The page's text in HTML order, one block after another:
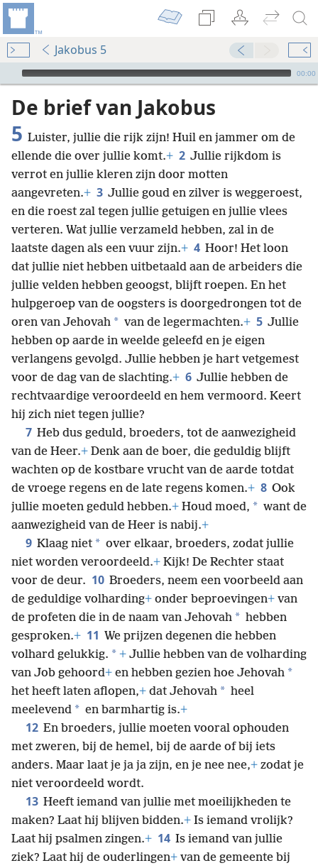
Jakobus 5
Audio Player
00:00
De brief van Jakobus
5 Luister, jullie die rijk zijn! Huil en jammer om de
ellende die over jullie komt.+ 2 Jullie rijkdom is
verrot en jullie kleren zijn door motten
aangevreten.+ 3 Jullie goud en zilver is weggeroest,
en die roest zal tegen jullie getuigen en jullie vlees
verteren. Wat jullie verzameld hebben, zal in de
laatste dagen als een vuur zijn.+ 4 Hoor! Het loon
dat jullie niet hebben uitbetaald aan de arbeiders die
jullie velden hebben geoogst, blijft roepen. En het
hulpgeroep van de oogsters is doorgedrongen tot de
oren van Jehovah * van de legermachten.+ 5 Jullie
hebben op aarde in weelde geleefd en je eigen
verlangens gevolgd. Jullie hebben je hart vetgemest
voor de dag van de slachting.+ 6 Jullie hebben de
rechtvaardige veroordeeld en hem vermoord. Keert
hij zich niet tegen jullie?
7 Heb dus geduld, broeders, tot de aanwezigheid
van de Heer.+ Denk aan de boer, die geduldig blijft
wachten op de kostbare vrucht van de aarde totdat
de vroege regens en de late regens komen.+ 8 Ook
jullie moeten geduld hebben.+ Houd moed, * want de
aanwezigheid van de Heer is nabij.+
9 Klaag niet * over elkaar, broeders, zodat jullie
niet worden veroordeeld.+ Kijk! De Rechter staat
voor de deur. 10 Broeders, neem een voorbeeld aan
de geduldige volharding+ onder beproevingen+ van
de profeten die in de naam van Jehovah * hebben
gesproken.+ 11 We prijzen degenen die hebben
volhard gelukkig. * + Jullie hebben van de volharding
van Job gehoord+ en hebben gezien hoe Jehovah *
het heeft laten aflopen,+ dat Jehovah * heel
meelevend * en barmhartig is.+
12 En broeders, jullie moeten vooral ophouden
met zweren, bij de hemel, bij de aarde of bij iets
anders. Maar laat je ja ja zijn, en je nee nee,+ zodat je
niet veroordeeld wordt.
13 Heeft iemand van jullie met moeilijkheden te
maken? Laat hij blijven bidden.+ Is iemand vrolijk?
Laat hij psalmen zingen.+ 14 Is iemand van jullie
ziek? Laat hij de ouderlingen+ van de gemeente bij